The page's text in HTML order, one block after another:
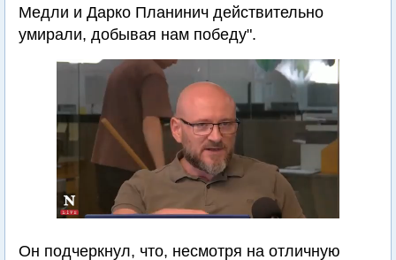
Медли и Дарко Планинич действительно
умирали, добывая нам победу".
Он подчеркнул, что, несмотря на отличную